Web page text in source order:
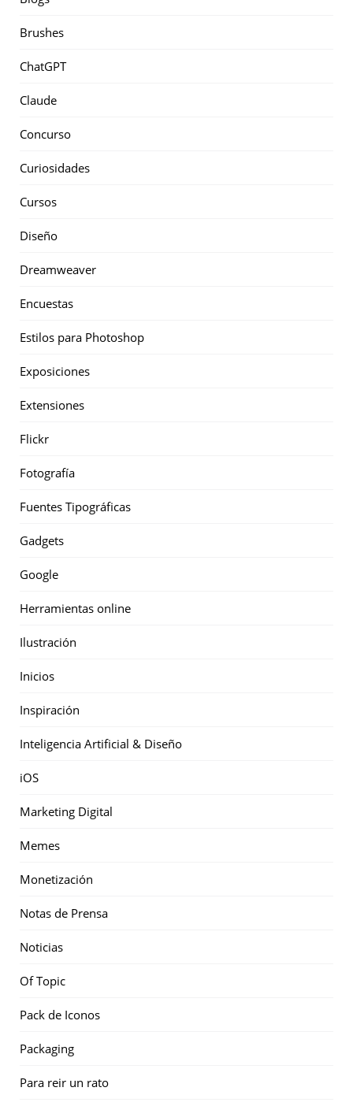
Brushes
ChatGPT
Claude
Concurso
Curiosidades
Cursos
Diseño
Dreamweaver
Encuestas
Estilos para Photoshop
Exposiciones
Extensiones
Flickr
Fotografía
Fuentes Tipográficas
Gadgets
Google
Herramientas online
Ilustración
Inicios
Inspiración
Inteligencia Artificial & Diseño
iOS
Marketing Digital
Memes
Monetización
Notas de Prensa
Noticias
Of Topic
Pack de Iconos
Packaging
Para reir un rato